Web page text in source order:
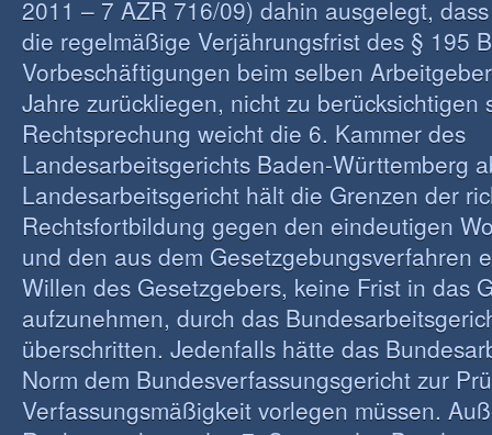
2011 – 7 AZR 716/09) dahin ausgelegt,
die regelmäßige Verjährungsfrist des § 195
Vorbeschäftigungen beim selben
Jahre zurückliegen, nicht zu berücksichtigen
Rechtsprechung weicht die 6. Kammer des
Landesarbeitsgerichts Baden-Württemberg
Landesarbeitsgericht hält die Grenzen der
Rechtsfortbildung gegen den eindeutigen
und den aus dem Gesetzgebungsverfahren
Willen des Gesetzgebers, keine Frist in das
aufzunehmen, durch das
überschritten. Jedenfalls hätte das
Norm dem Bundesverfassungsgericht zur
Verfassungsmäßigkeit vorlegen müssen.